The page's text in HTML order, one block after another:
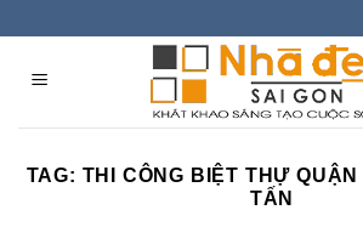
content
TAG: THI CÔNG BIỆT THỰ
TẤN